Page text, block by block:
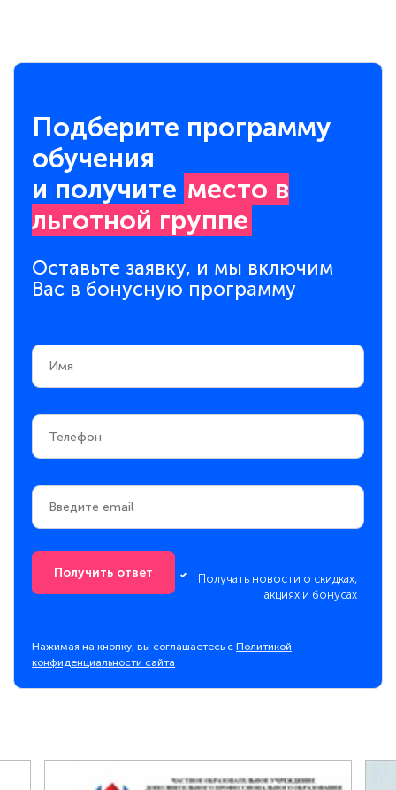
Подберите программу
обучения
и получите место в
льготной группе
Оставьте заявку, и мы включим
Вас в бонусную программу
Получить ответ
Получать новости о скидках,
акциях и бонусах
Нажимая на кнопку, вы соглашаетесь сПолитикой
конфиденциальности сайта